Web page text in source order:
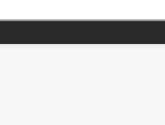
e
g
gr
m
e
n
e